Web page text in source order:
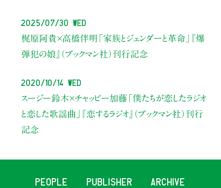
2025/07/30 Wed
梶原阿貴×高橋伴明 「家族とジェンダーと革命」
『爆
弾犯の娘』（ブックマン社） 刊行記念
2020/10/14 Wed
スージー鈴木×チャッピー加藤「僕たちが恋したラジオ
と恋した歌謡曲」
『恋するラジオ』（ブックマン社）刊行
記念
PEOPLE PUBLISHER ARCHIVE